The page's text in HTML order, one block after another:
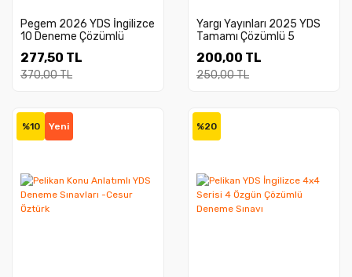
Pegem 2026 YDS İngilizce
10 Deneme Çözümlü
277,50 TL
370,00 TL
Yargı Yayınları 2025 YDS
Tamamı Çözümlü 5
200,00 TL
250,00 TL
%10 Yeni %20